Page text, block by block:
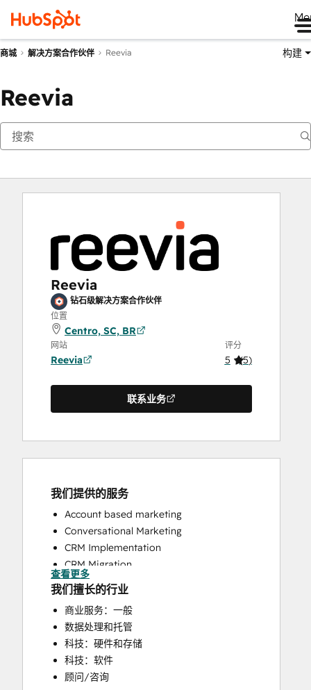
商城 解决方案合作伙伴 Reevia 构建
Reevia
Reevia
钻石级解决方案合作伙伴
位置
Centro, SC, BR
网站
Reevia
评分
5 (5)
联系业务
我们提供的服务
Account based marketing
Conversational Marketing
CRM Implementation
CRM Migration
Custom API Integrations
Customer Marketing
Customer Success Training
Customer Support Training
Customer Survey and Analysis
Full Inbound Marketing Services
Help Desk Implementation
查看更多
我们擅长的行业
商业服务：一般
数据处理和托管
科技：硬件和存储
科技：软件
顾问/咨询